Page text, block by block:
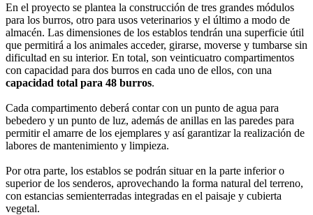
En el proyecto se plantea la construcción de tres grandes módulos
para los burros, otro para usos veterinarios y el último a modo de
almacén. Las dimensiones de los establos tendrán una superficie útil
que permitirá a los animales acceder, girarse, moverse y tumbarse sin
dificultad en su interior. En total, son veinticuatro compartimentos
con capacidad para dos burros en cada uno de ellos, con una
capacidad total para 48 burros.
Cada compartimento deberá contar con un punto de agua para
bebedero y un punto de luz, además de anillas en las paredes para
permitir el amarre de los ejemplares y así garantizar la realización de
labores de mantenimiento y limpieza.
Por otra parte, los establos se podrán situar en la parte inferior o
superior de los senderos, aprovechando la forma natural del terreno,
con estancias semienterradas integradas en el paisaje y cubierta
vegetal.